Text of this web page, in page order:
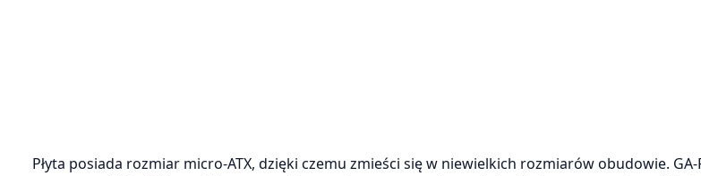
Płyta posiada rozmiar micro-ATX, dzięki czemu zmieści się w niewielkich rozmiarów obudowie. GA-